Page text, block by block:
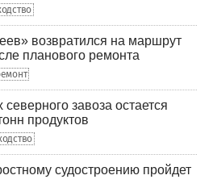
возвратился на маршрут
планового ремонта
завоза остается
продуктов
судостроению пройдет